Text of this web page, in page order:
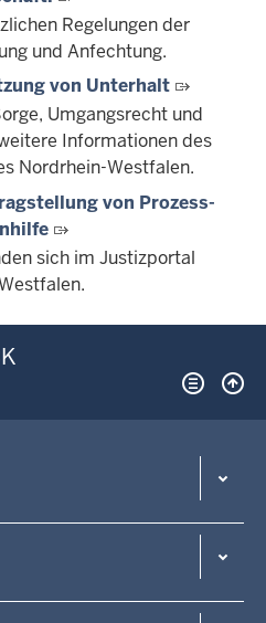
Regelungen der
und Anfechtung.
von Unterhalt
Umgangsrecht und
Informationen des
Nordrhein-Westfalen.
von Prozess-
sich im Justizportal